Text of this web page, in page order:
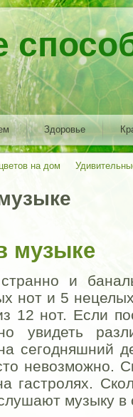
Здоровье
на дом
музыке
и
нот и 5
12 нот. Если
увидеть
сегодняшний
невозможно.
гастролях.
музыку